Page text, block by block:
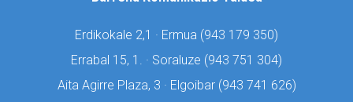
Erdikokale 2,1 · Ermua (943 179 350)
Errabal 15, 1. · Soraluze (943 751 304)
Aita Agirre Plaza, 3 · Elgoibar (943 741 626)